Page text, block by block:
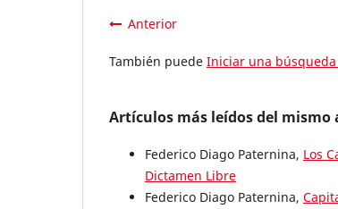
Anterior
También puede Iniciar una
Artículos más leídos del
Federico Diago Paternina, Los
Dictamen Libre
Federico Diago Paternina,